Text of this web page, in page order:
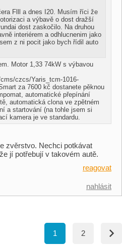
Flll a dnes I20. Musím říci že
a výbavě o dost dražší
dost zaskočilo. Na druhou
interiérem a odhlucnenim jako
z ni pocit jako bych řídil auto
Motor 1,33 74kW s výbavou
czcs/Yaris_tcm-1016-
za 7600 kč dostanete pěknou
automatické přepínání
automatická clona ve zpětném
a startování (na tohle jsem si
kamera je ve standardu.
zvěrstvo. Nechci potkávat
jí potřebují v takovém autě.
reagovat
nahlásit
1 2